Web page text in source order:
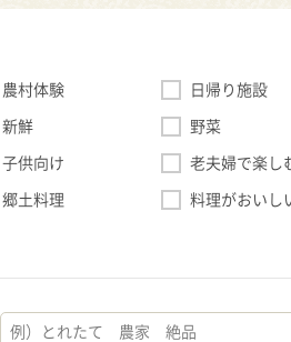
農村体験
日帰り施設
新鮮
野菜
子供向け
老夫婦で楽し
郷土料理
料理がおいし